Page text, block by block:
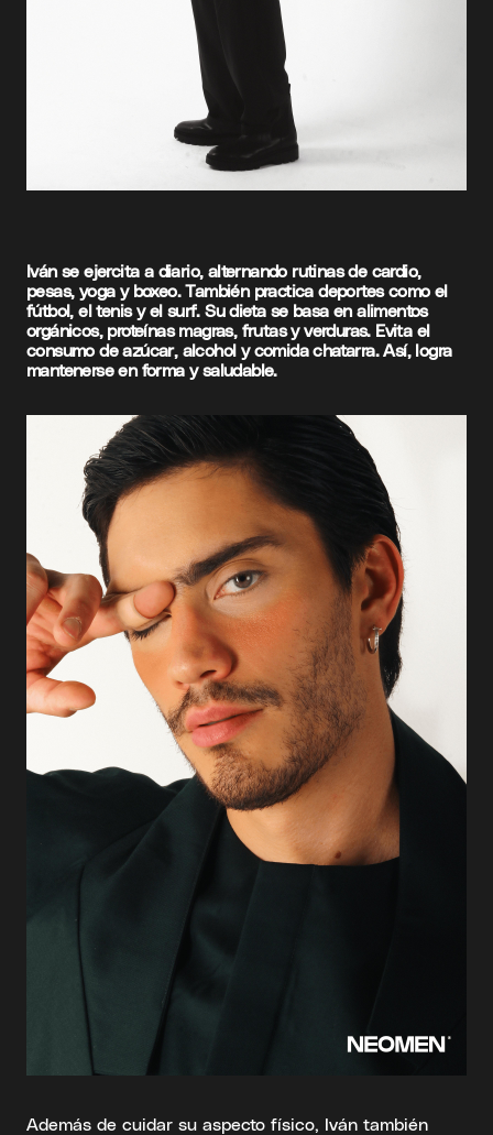
Iván se ejercita a diario, alternando rutinas de cardio,
pesas, yoga y boxeo. También practica deportes como el
fútbol, el tenis y el surf. Su dieta se basa en alimentos
orgánicos, proteínas magras, frutas y verduras. Evita el
consumo de azúcar, alcohol y comida chatarra. Así, logra
mantenerse en forma y saludable.
Además de cuidar su aspecto físico, Iván también